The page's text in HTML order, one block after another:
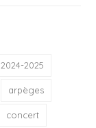
2024-2025
arpèges
concert